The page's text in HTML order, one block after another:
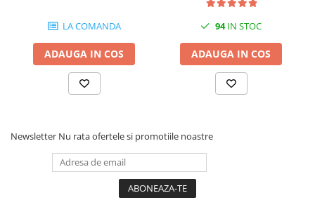
videoconferinta
Alte periferice
Accesorii PC
Switch-uri
Access Point-uri
LA COMANDA
ADAUGA IN COS
94IN STOC
ADAUGA IN COS
Newsletter Nu rata ofertele si promotiile noastre